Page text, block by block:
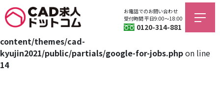
Warning: Trying to access array offset on value of type bool
in/home/jagfield/cad-kyujin.com/public_html/wp/wp-
content/themes/cad-
kyujin2021/public/partials/google-for-jobs.phpon line
14
お電話でのお問い合わせ
受付時間 平日9:00〜18:00
0120-314-881